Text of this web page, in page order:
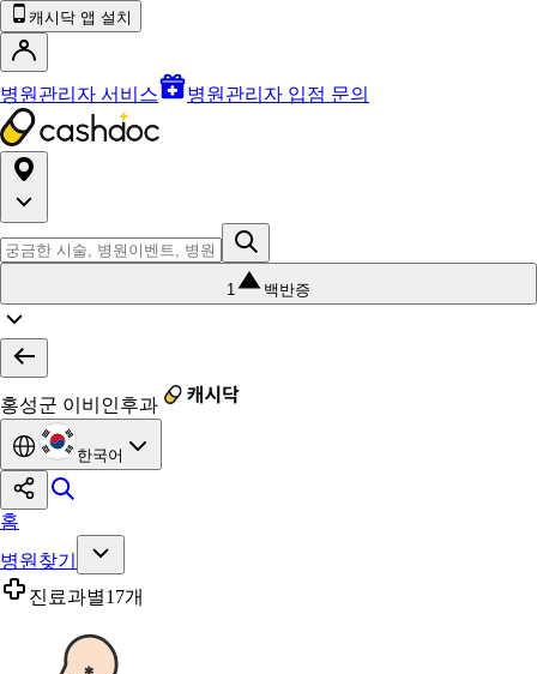
캐시닥 앱 설치
병원관리자 서비스 병원관리자 입점 문의
1 백반증
홍성군 이비인후과
한국어
홈
병원찾기
진료과별17개